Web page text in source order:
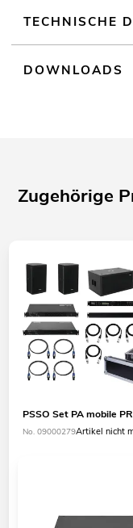
TECHNISCHE
DOWNLOADS
Zugehörige
PSSO Set PA mobile
No. 09000279Artikel nicht